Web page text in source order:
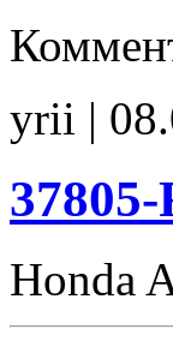
yrii |
Honda